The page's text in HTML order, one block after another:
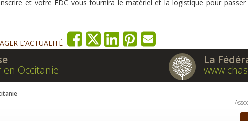
et votre FDC vous fournira le matériel et la logistique pour passer
L'ACTUALITÉ
en Occitanie
La